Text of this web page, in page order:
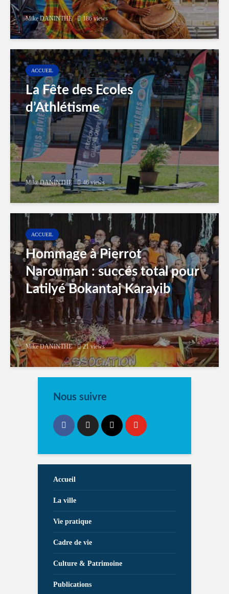
Mike DANINTHE 186 views
ACCUEIL
La Fête des Ecoles
d’Athlétisme
Mike DANINTHE 46 views
ACCUEIL
Hommage à Pierrot
Narouman : succés total pour
Latilyé Bokantaj Karayib
Mike DANINTHE 21 views
Nous suivre
Accueil
La ville
Vie pratique
Cadre de vie
Culture & Patrimoine
Publications